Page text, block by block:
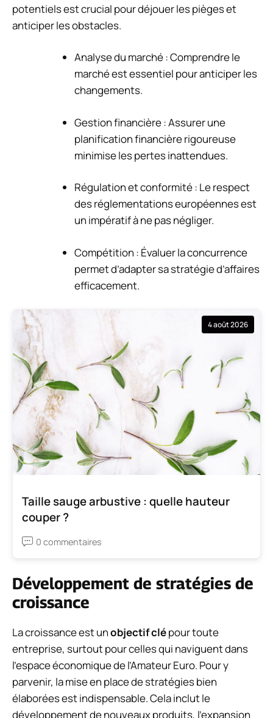
potentiels est crucial pour déjouer les pièges et
anticiper les obstacles.
Analyse du marché : Comprendre le
marché est essentiel pour anticiper les
changements.
Gestion financière : Assurer une
planification financière rigoureuse
minimise les pertes inattendues.
Régulation et conformité : Le respect
des réglementations européennes est
un impératif à ne pas négliger.
Compétition : Évaluer la concurrence
permet d’adapter sa stratégie d’affaires
efficacement.
4 août 2026
Taille sauge arbustive : quelle hauteur
couper ?
0 commentaires
Développement de stratégies de
croissance
La croissance est unobjectif clépour toute
entreprise, surtout pour celles qui naviguent dans
l’espace économique de l’Amateur Euro. Pour y
parvenir, la mise en place de stratégies bien
élaborées est indispensable. Cela inclut le
développement de nouveaux produits, l’expansion